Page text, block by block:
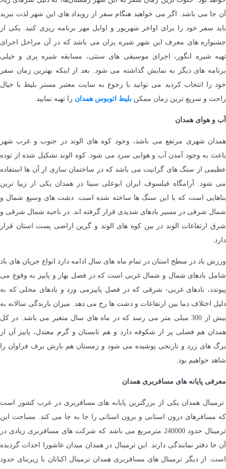
آن جا می باشد. اگر می خواهید هنگام سفر از رویداد های این شهر لذت ببرید
باید سفر خود را برای اواخر شهریور و اوایل مهر برنامه ریزی کنید. یکی از
جشنواره های معرف این شهر شیره پزان می باشد که در آن مراحل اجرای
تهیه شیره انگور، اجرای موسیقی های سنتی، مسابقه شیره پزی و خیلی
برنامه های دیگر به نمایش گذاشته می شود. بعد از اینکه بهترین زمان سفر
خود را انتخاب کردید می توانید با رجوع به سایت معتبر مستر بلیط با خیال
راحت و سریع ترین زمان ممکن بلیط اتوبوس همدان را تهیه نمایید.
آب و هوای همدان
همدان شهری مرتفع می باشد، وجود کوه های الوند در جنوب و غرب شهر
باعث به وجود آمدن آب‌ و هوایی سرد می شود. کوه الوند تشکیل شده از توده
عظیمی از سنگ های گرانیت می باشد که در ساختمان سازی از آن ها استفاده
می شود. آرامگاه فیلسوف ایران ابوعلی سینا در همدان یکی از زیبا ترین
بناهایی است که با این سنگ ها ساخته شده است. دشت های وسیع شمال و
شمال شرقی در مسیر بادهای شدیدی قرار گرفته اند. در ناحیه شمال شرقی و
شرق ارتفاعات الوند در بین کوه های الوند و گرین اراضی پست استان قرار
دارد.
ورزش باد در سطح استان در تمام ماه های سال ادامه دارد انواع جریان های باد
شامل بادهای شمال و شمال غربی است که در فصل بهار و پاییز به وقوع می
پیوندد، بادهای غربی- شرقی که در فصل پاییزمی وزد و بادهای محلی که به
دلیل اختلاف دما بین ارتفاعات و دشت ها رخ می دهد. میزان بارندگی سالانه به
بیش از 300 میلی متر می رسد که در ماه های سال متغیر می باشد. در کل
همدان هم فصلی پر از شکوفه دارد و هم تابستان و گرم معتدل، پاییز آن از
برگ های زرد و نارنجی پوشیده می شود و زمستان هم بارش برف فراوان را
شاهد خواهیم بود.
معرفی پایانه های مسافربری همدان
ترمینال همدان یکی از بزرگترین پایانه های مسافربری در غرب کشور است
که مسافرهای درون استانی و برون استانی را جا به جا می کند. مساحت این
ترمینال حدود 240000 مترمربع می باشد که شرکت های مسافربری زیادی در
آن جا دفتر نمایندگی دارند. این ترمینال در همدان میدان عاشورا احداث گردیده
است. از دیگر ترمینال های مسافربری همدان ترمینال اکباتان با زیربنای حدود